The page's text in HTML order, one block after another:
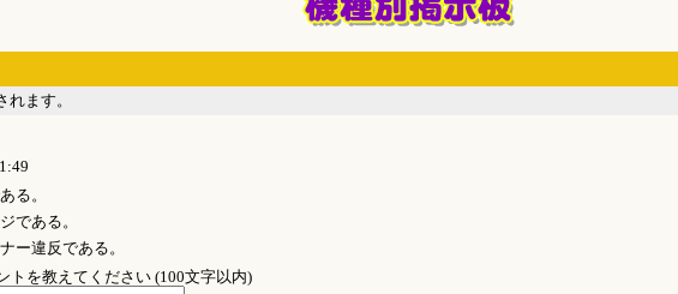
ます。
る。
である。
ー違反である。
トを教えてください (100文字以内)